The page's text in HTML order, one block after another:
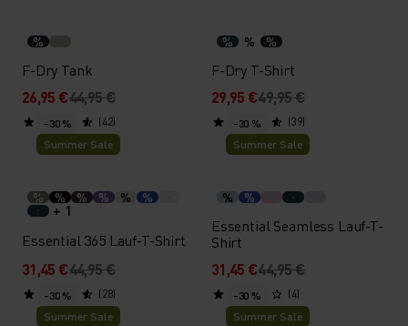
%
F-Dry Tank
26,95 €44,95 €
(42)
% % %
F-Dry T-Shirt
29,95 €49,95 €
(39)
-30 %
Summer Sale
% % % % % %
+ 1
Essential 365 Lauf-T-Shirt
31,45 €44,95 €
(28)
-30 %
Summer Sale
% %
Essential Seamless Lauf-T-
Shirt
31,45 €44,95 €
(4)
-30 %
Summer Sale
-30 %
Summer Sale